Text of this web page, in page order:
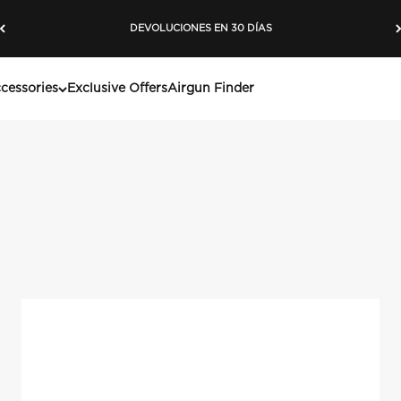
DEVOLUCIONES EN 30 DÍAS
Exclusive OffersAirgun Finder